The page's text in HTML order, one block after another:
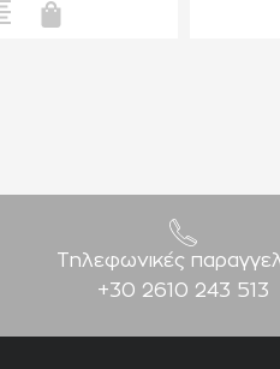
Τηλεφωνικές
+30 2610 243 513